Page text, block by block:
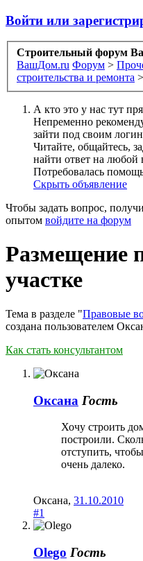
Войти или
Строительный форум
ВашДом.ru Форум >
строительства и ремонта >
А кто это у нас тут
Непременно
зайти под своим
Читайте, общайтесь,
найти ответ на любой
Потребовалась
Скрыть объявление
Чтобы задать вопрос,
опытом войдите на форум
Размещение
участке
Тема в разделе "Правовые
создана пользователем
Как стать консультантом
Оксана Гость
Хочу строить
построили.
отступить,
очень далеко.
Оксана, 31.10.2010
#1
Olego Гость